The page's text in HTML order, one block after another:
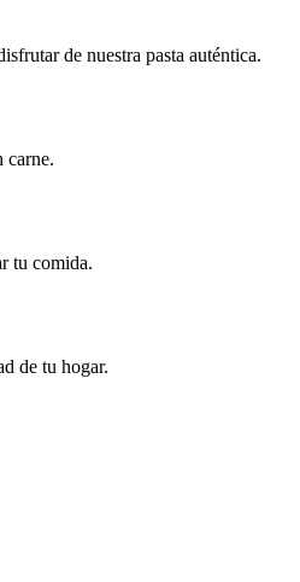
de nuestra pasta auténtica.
carne.
tu comida.
de tu hogar.